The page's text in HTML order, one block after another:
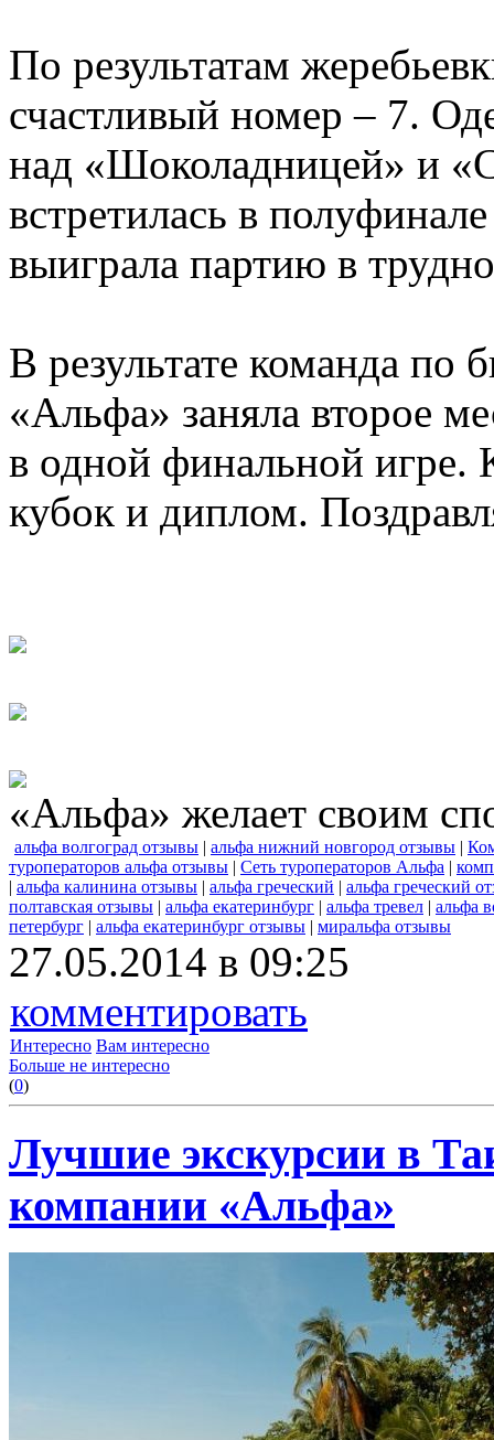
По результатам
счастливый номер – 7.
над «Шоколадницей» и
встретилась в
выиграла партию в
В результате команда по
«Альфа» заняла второе
в одной финальной игре.
кубок и диплом.
«Альфа» желает своим
альфа волгоград отзывы | альфа нижний новгород отзывы |
туроператоров альфа отзывы | Сеть туроператоров Альфа |
| альфа калинина отзывы | альфа греческий | альфа греческий
полтавская отзывы | альфа екатеринбург | альфа тревел | альфа
петербург | альфа екатеринбург отзывы | миральфа отзывы
27.05.2014 в 09:25
комментировать
Интересно Вам интересно
Больше не интересно
(0)
Лучшие экскурсии в
компании «Альфа»